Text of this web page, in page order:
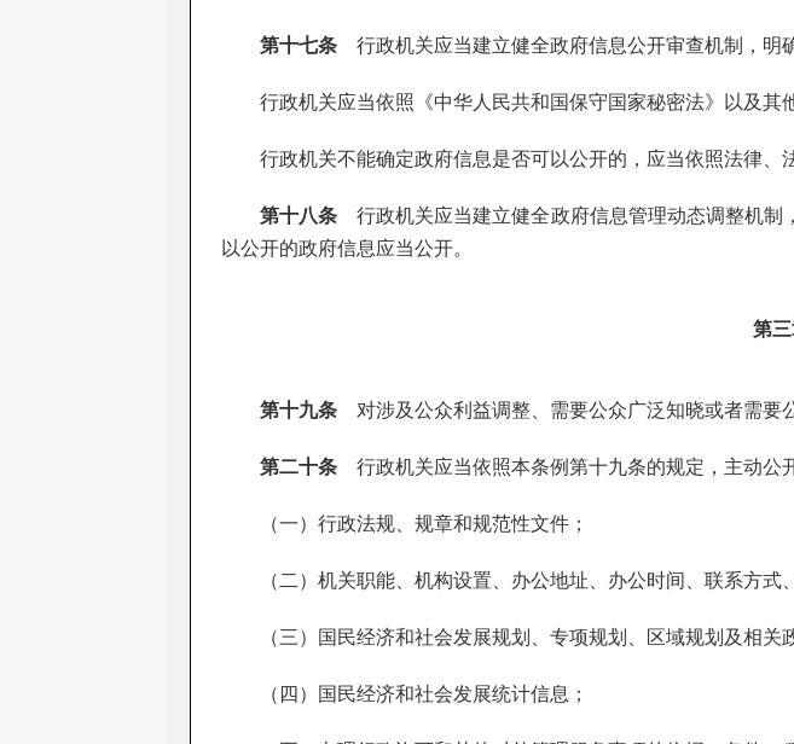
第十七条 行政机关应当建立健全政府信息公开审查机制，明
行政机关应当依照《中华人民共和国保守国家秘密法》以及其
行政机关不能确定政府信息是否可以公开的，应当依照法律、
第十八条 行政机关应当建立健全政府信息管理动态调整机制
以公开的政府信息应当公开。
第
第十九条 对涉及公众利益调整、需要公众广泛知晓或者需要
第二十条 行政机关应当依照本条例第十九条的规定，主动公
（一）行政法规、规章和规范性文件；
（二）机关职能、机构设置、办公地址、办公时间、联系方式
（三）国民经济和社会发展规划、专项规划、区域规划及相关
（四）国民经济和社会发展统计信息；